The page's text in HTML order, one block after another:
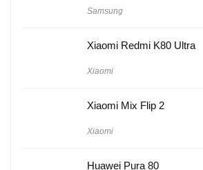
Samsung
Xiaomi Redmi K80 Ultra
Xiaomi
Xiaomi Mix Flip 2
Xiaomi
Huawei Pura 80